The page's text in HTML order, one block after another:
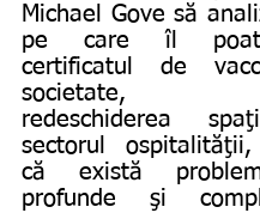
Michael Gove să
pe care îl
certificatul de
societate,
redeschiderea
sectorul ospitalităţii,
că există
profunde şi